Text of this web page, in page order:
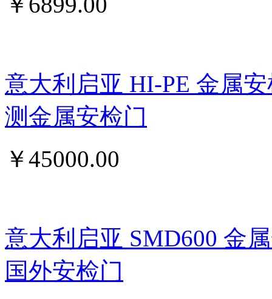
意大利启亚 HI-PE 金属
测金属安检门
￥45000.00
意大利启亚 SMD600 金
国外安检门